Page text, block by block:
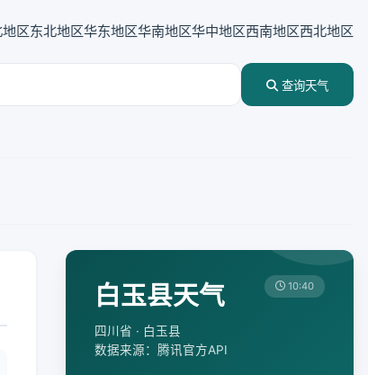
区东北地区华东地区华南地区华中地区西南地区西北地区
查询天气
白玉县天气
四川省 · 白玉县
数据来源：腾讯官方API
10:40